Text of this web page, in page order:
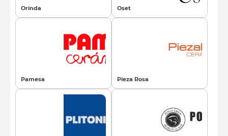
Orinda Oset
Pamesa Pieza Rosa